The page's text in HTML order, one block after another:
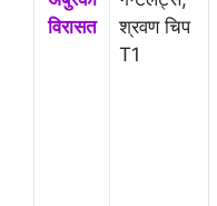
विरासत
श्रवण चिप
T1